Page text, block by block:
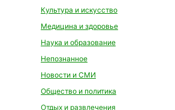
Культура и искусство
Медицина и здоровье
Наука и образование
Непознанное
Новости и СМИ
Общество и политика
Отдых и развлечения